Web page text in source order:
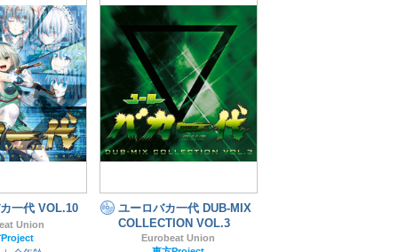
一代 VOL.10
Union
ユーロバカ一代 DUB-MIX
COLLECTION VOL.3
Eurobeat Union